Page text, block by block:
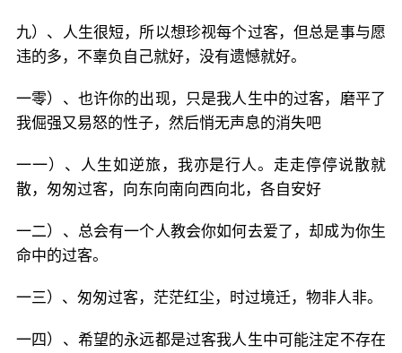
九）、人生很短，所以想珍视每个过客，但总是事与愿
违的多，不辜负自己就好，没有遗憾就好。
一零）、也许你的出现，只是我人生中的过客，磨平了
我倔强又易怒的性子，然后悄无声息的消失吧
一一）、人生如逆旅，我亦是行人。走走停停说散就
散，匆匆过客，向东向南向西向北，各自安好
一二）、总会有一个人教会你如何去爱了，却成为你生
命中的过客。
一三）、匆匆过客，茫茫红尘，时过境迁，物非人非。
一四）、希望的永远都是过客我人生中可能注定不存在